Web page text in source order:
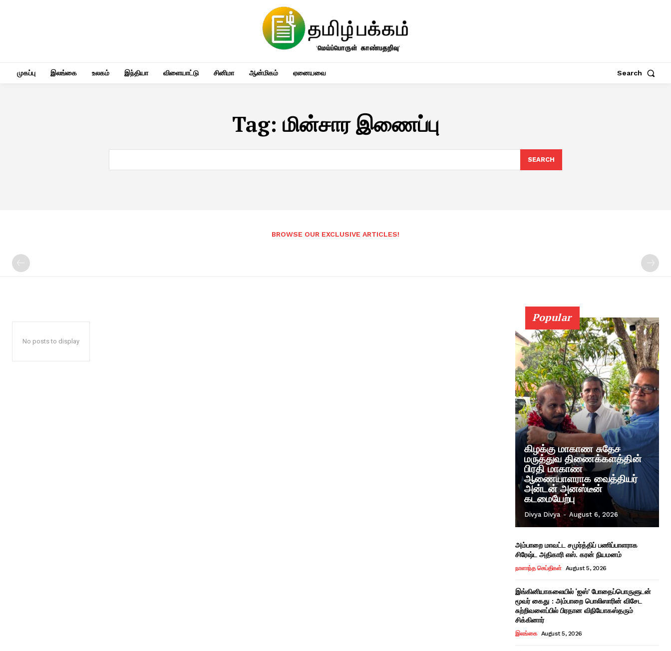
முகப்பு இலங்கை உலகம் இந்தியா விளையாட்டு சினிமா ஆன்மிகம் ஏனையவை Search
Tag: மின்சார இணைப்பு
SEARCH
BROWSE OUR EXCLUSIVE ARTICLES!
No posts to display
Popular
கிழக்கு மாகாண சுதேச
மருத்துவ திணைக்களத்தின்
பிரதி மாகாண
ஆணையாளராக வைத்தியர்
அன்டன் அனஸ்டீன்
கடமையேற்பு
Divya Divya - August 6, 2026
அம்பாறை மாவட்ட சமுர்த்திப் பணிப்பாளராக
சிரேஷ்ட அதிகாரி எஸ். கரன் நியமனம்
நாளாந்த செய்திகள் August 5, 2026
இங்கினியாகலையில் ‘ஐஸ்’ போதைப்பொருளுடன்
மூவர் கைது : அம்பாறை பொலிஸாரின் விசேட
சுற்றிவளைப்பில் பிரதான விநியோகஸ்தரும்
சிக்கினார்
இலங்கை August 5, 2026